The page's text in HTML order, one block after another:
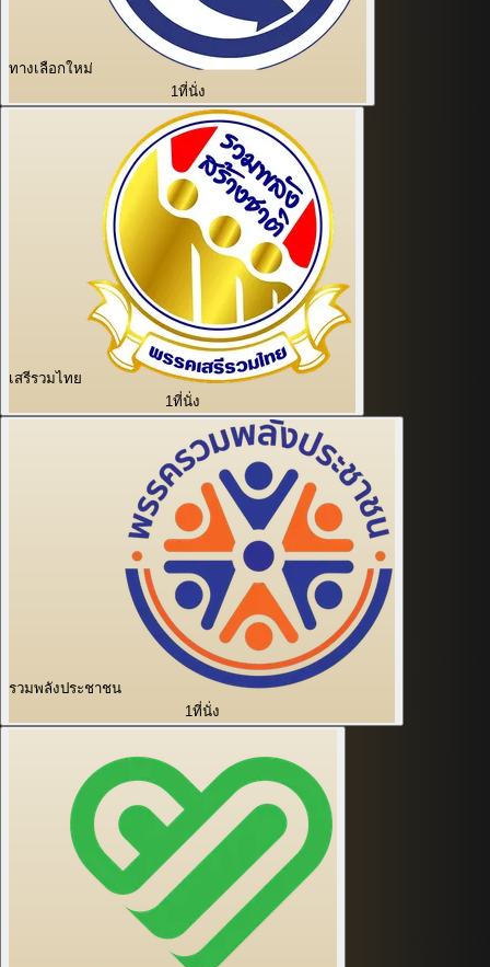
ทางเลือกใหม่
1ที่นั่ง
เสรีรวมไทย
1ที่นั่ง
รวมพลังประชาชน
1ที่นั่ง